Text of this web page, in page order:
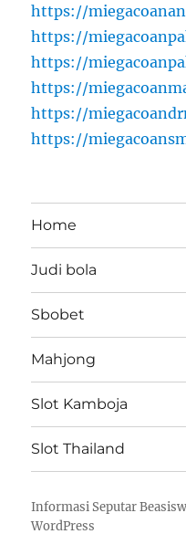
https://
https://
https://
https://
https://
https://
Home
Judi bola
Sbobet
Mahjong
Slot Kamboja
Slot Thailand
Informasi Seputar
WordPress